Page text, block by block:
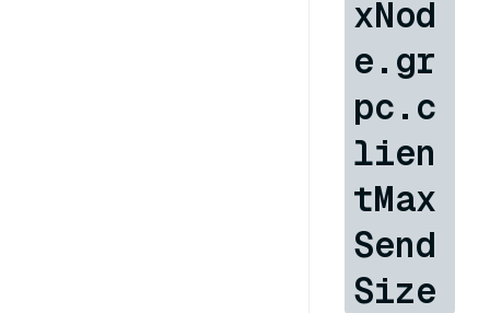
xNod
e.gr
pc.c
lien
tMax
Send
Size